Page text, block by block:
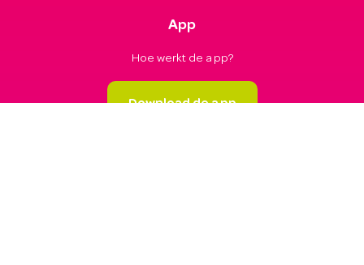
App
Hoe werkt de app?
Download de app